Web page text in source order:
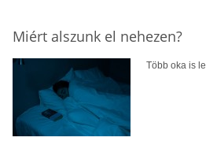
Miért alszunk el nehezen?
Több oka is